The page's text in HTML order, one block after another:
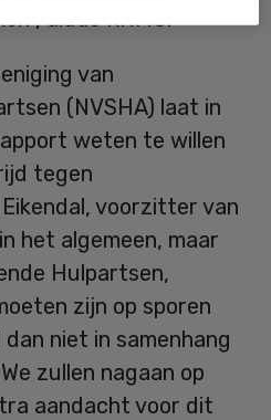
aldus KNMG.
van
(NVSHA) laat in
weten te willen
tegen
voorzitter van
het algemeen, maar
Hulpartsen,
zijn op sporen
niet in samenhang
zullen nagaan op
aandacht voor dit